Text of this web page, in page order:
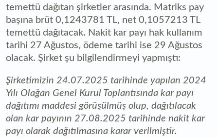
temettü dağıtan şirketler arasında. Matriks pay
başına brüt 0,1243781 TL, net 0,1057213 TL
temettü dağıtacak. Nakit kar payı hak kullanım
tarihi 27 Ağustos, ödeme tarihi ise 29 Ağustos
olacak. Şirket şu bilgilendirmeyi yapmıştı:
Şirketimizin 24.07.2025 tarihinde yapılan 2024
Yılı Olağan Genel Kurul Toplantısında kar payı
dağıtımı maddesi görüşülmüş olup, dağıtılacak
olan kar payının 27.08.2025 tarihinde nakit kar
payı olarak dağıtılmasına karar verilmiştir.